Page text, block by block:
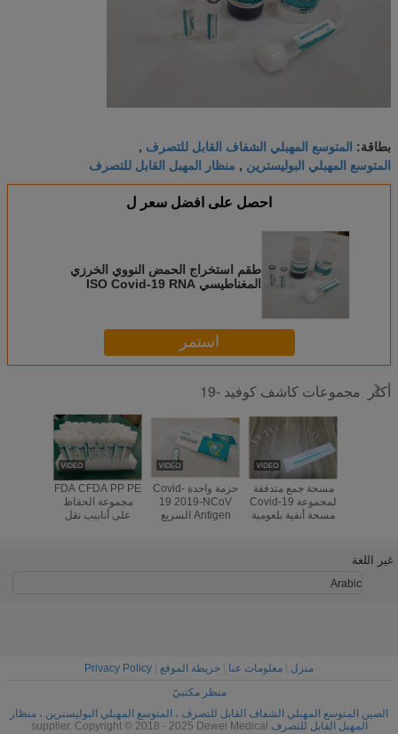
بطاقة: المتوسع المهبلي الشفاف القابل للتصرف ,
المتوسع المهبلي البوليسترين , منظار المهبل القابل للتصرف
احصل على افضل سعر ل
طقم استخراج الحمض النووي الخرزي
المغناطيسي ISO Covid-19 RNA
استمر
أكثر مجموعات كاشف كوفيد -19
FDA CFDA PP PE
مجموعة الحفاظ
على أنابيب نقل
حزمة واحدة Covid-
19 2019-NCoV
Antigen السريع
مسحة جمع متدفقة
لمجموعة Covid-19
مسحة أنفية بلعومية
غير اللغة
Arabic
منزل معلومات عنا خريطة الموقع
Privacy Policy
منظر مكتبيّ
الصين المتوسع المهبلي الشفاف القابل للتصرف ، المتوسع المهبلي البوليسترين ، منظار
المهبل القابل للتصرف supplier. Copyright © 2018 - 2025 Dewei Medical